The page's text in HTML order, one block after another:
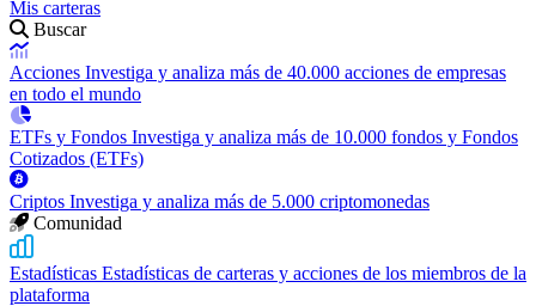
Mis carteras
Buscar
Acciones Investiga y analiza más de 40.000 acciones de empresas
en todo el mundo
ETFs y Fondos Investiga y analiza más de 10.000 fondos y Fondos
Cotizados (ETFs)
Criptos Investiga y analiza más de 5.000 criptomonedas
Comunidad
Estadísticas Estadísticas de carteras y acciones de los miembros de la
plataforma